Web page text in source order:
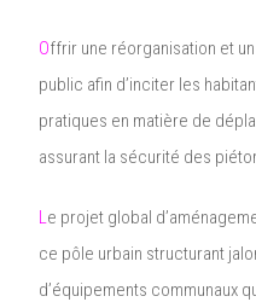
Offrir une réorganisation et
public afin d’inciter les
pratiques en matière de
assurant la sécurité des
Le projet global
ce pôle urbain structurant
d’équipements communaux